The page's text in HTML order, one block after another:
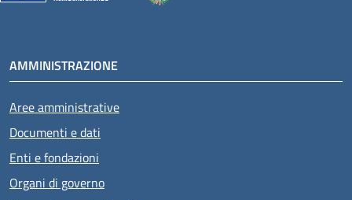
AMMINISTRAZIONE
Aree amministrative
Documenti e dati
Enti e fondazioni
Organi di governo